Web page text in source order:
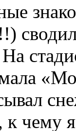
к чему